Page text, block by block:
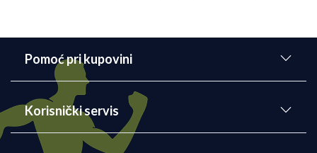
Pomoć pri kupovini
Korisnički servis